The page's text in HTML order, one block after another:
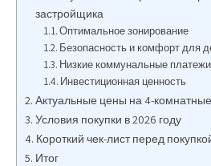
застройщика
Оптимальное зонирование
Безопасность и комфорт для
Низкие коммунальные платежи
Инвестиционная ценность
Актуальные цены на 4-
Условия покупки в 2026 году
Короткий чек-лист перед
Итог